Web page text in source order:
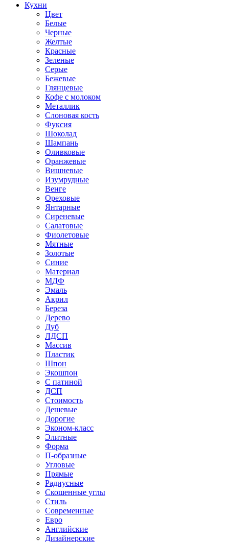
Кухни
Цвет
Белые
Черные
Желтые
Красные
Зеленые
Серые
Бежевые
Глянцевые
Кофе с молоком
Металлик
Слоновая кость
Фуксия
Шоколад
Шампань
Оливковые
Оранжевые
Вишневые
Изумрудные
Венге
Ореховые
Янтарные
Сиреневые
Салатовые
Фиолетовые
Мятные
Золотые
Синие
Материал
МДФ
Эмаль
Акрил
Береза
Дерево
Дуб
ЛДСП
Массив
Пластик
Шпон
Экошпон
С патиной
ДСП
Стоимость
Дешевые
Дорогие
Эконом-класс
Элитные
Форма
П-образные
Угловые
Прямые
Радиусные
Скошенные углы
Стиль
Современные
Евро
Английские
Дизайнерские